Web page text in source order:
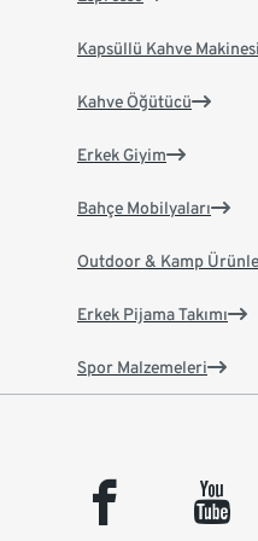
Kapsüllü Kahve Makinesi
Kahve Öğütücü
Erkek Giyim
Bahçe Mobilyaları
Outdoor & Kamp
Erkek Pijama Takımı
Spor Malzemeleri
facebook youtube